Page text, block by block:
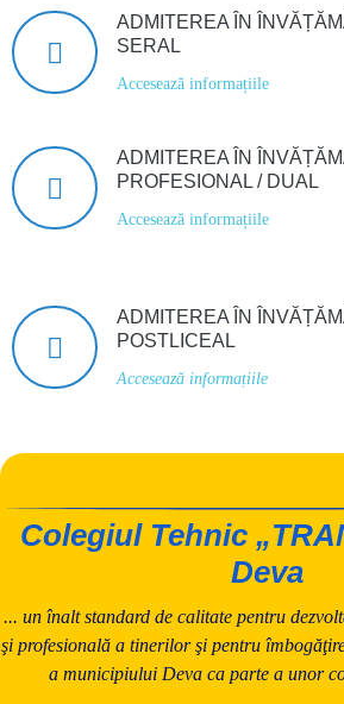
ADMITEREA ÎN
SERAL
Accesează informațiile
ADMITEREA ÎN
PROFESIONAL / DUAL
Accesează informațiile
ADMITEREA ÎN
POSTLICEAL
Accesează informațiile
Colegiul Tehnic
Deva
... un înalt standard de calitate pentru
şi profesională a tinerilor şi pentru
a municipiului Deva ca parte a unor